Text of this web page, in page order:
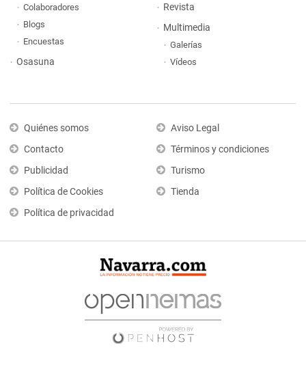
Colaboradores
Blogs
Encuestas
Osasuna
Revista
Multimedia
Galerías
Vídeos
Quiénes somos
Contacto
Publicidad
Política de Cookies
Política de privacidad
Aviso Legal
Términos y condiciones
Turismo
Tienda